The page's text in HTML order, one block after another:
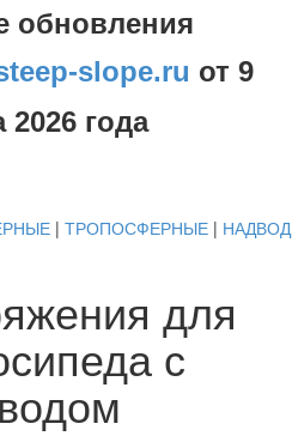
обновления
slope.ru от 9
2026 года
| ТРОПОСФЕРНЫЕ |
для
с